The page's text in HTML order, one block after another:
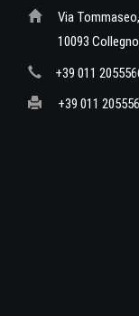
Via
10093
+39 011
+39 011